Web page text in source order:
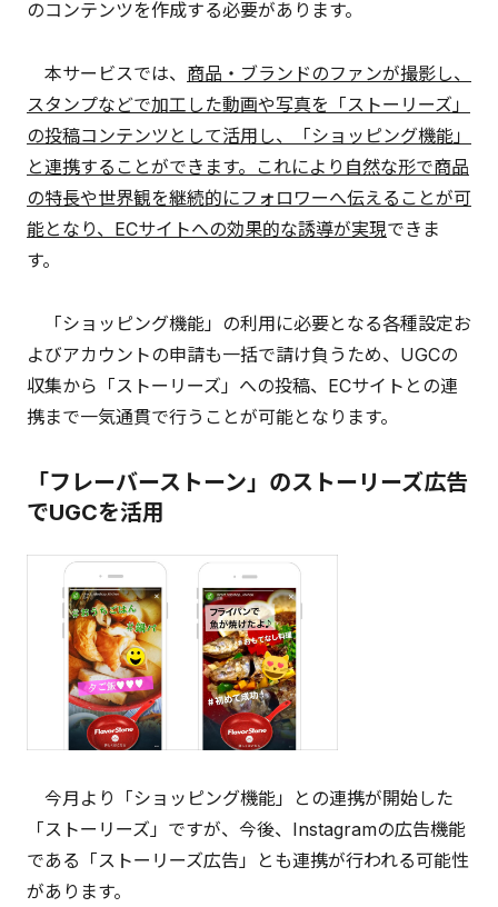
のコンテンツを作成する必要があります。
本サービスでは、 商品・ブランドのファンが撮影し、
スタンプなどで加工した動画や写真を「ストーリーズ」
の投稿コンテンツとして活用し、「ショッピング機能」
と連携することができます。これにより自然な形で商品
の特長や世界観を継続的にフォロワーへ伝えることが可
能となり、ECサイトへの効果的な誘導が実現できま
す。
「ショッピング機能」の利用に必要となる各種設定お
よびアカウントの申請も一括で請け負うため、UGCの
収集から「ストーリーズ」への投稿、ECサイトとの連
携まで一気通貫で行うことが可能となります。
「フレーバーストーン」のストーリーズ広告
でUGCを活用
今月より「ショッピング機能」との連携が開始した
「ストーリーズ」ですが、今後、Instagramの広告機能
である「ストーリーズ広告」とも連携が行われる可能性
があります。